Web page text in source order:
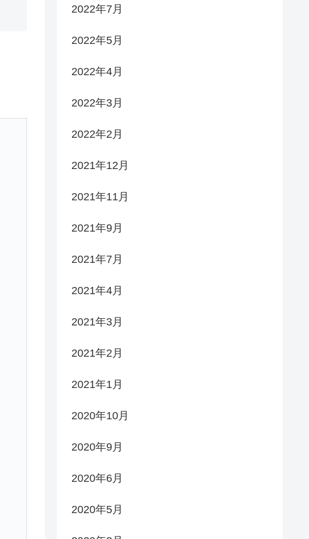
2022年7月
2022年5月
2022年4月
2022年3月
2022年2月
2021年12月
2021年11月
2021年9月
2021年7月
2021年4月
2021年3月
2021年2月
2021年1月
2020年10月
2020年9月
2020年6月
2020年5月